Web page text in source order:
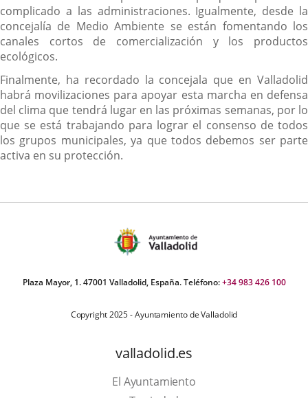
complicado a las administraciones. Igualmente, desde la
concejalía de Medio Ambiente se están fomentando los
canales cortos de comercialización y los productos
ecológicos.
Finalmente, ha recordado la concejala que en Valladolid
habrá movilizaciones para apoyar esta marcha en defensa
del clima que tendrá lugar en las próximas semanas, por lo
que se está trabajando para lograr el consenso de todos
los grupos municipales, ya que todos debemos ser parte
activa en su protección.
Plaza Mayor, 1. 47001 Valladolid, España. Teléfono:+34 983 426 100
Copyright 2025 - Ayuntamiento de Valladolid
valladolid.es
El Ayuntamiento